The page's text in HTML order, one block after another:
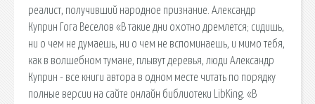
реалист, получивший народное признание. Александр
Куприн Гога Веселов «В такие дни охотно дремлется; сидишь,
ни о чем не думаешь, ни о чем не вспоминаешь, и мимо тебя,
как в волшебном тумане, плывут деревья, люди Александр
Куприн - все книги автора в одном месте читать по порядку
полные версии на сайте онлайн библиотеки LibKing. «В